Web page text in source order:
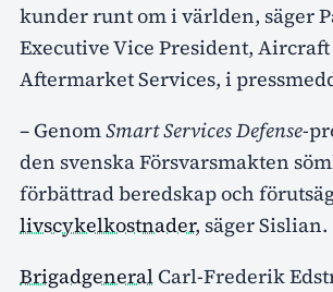
kunder runt om i världen, säger
Executive Vice President, Aircraft
Aftermarket Services, i
– GenomSmart Services Defense-
den svenska Försvarsmakten
förbättrad beredskap och
livscykelkostnader, säger Sislian.
Brigadgeneral Carl-Frederik